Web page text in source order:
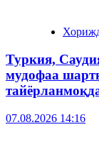
Туркия,
мудофаа
07.08.2026 14:16